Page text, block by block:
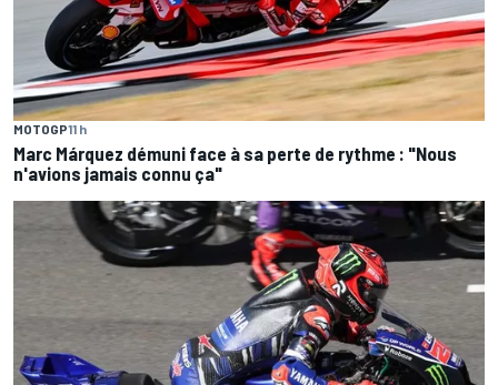
MOTOGP11 h
Marc Márquez démuni face à sa perte de rythme : "Nous
n'avions jamais connu ça"